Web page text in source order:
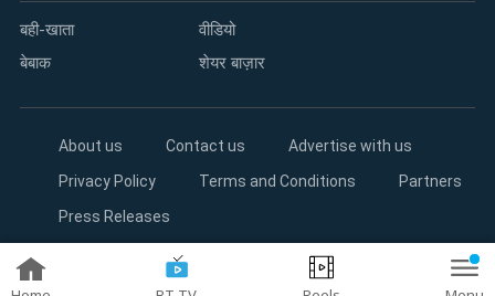
बही-खाता
बेबाक
वीडियो
शेयर बाज़ार
About us Contact us
Advertise with us
Privacy Policy
Terms and Conditions
Partners
Press Releases
Copyright©2026 Living Media India Limited. For reprint rights: